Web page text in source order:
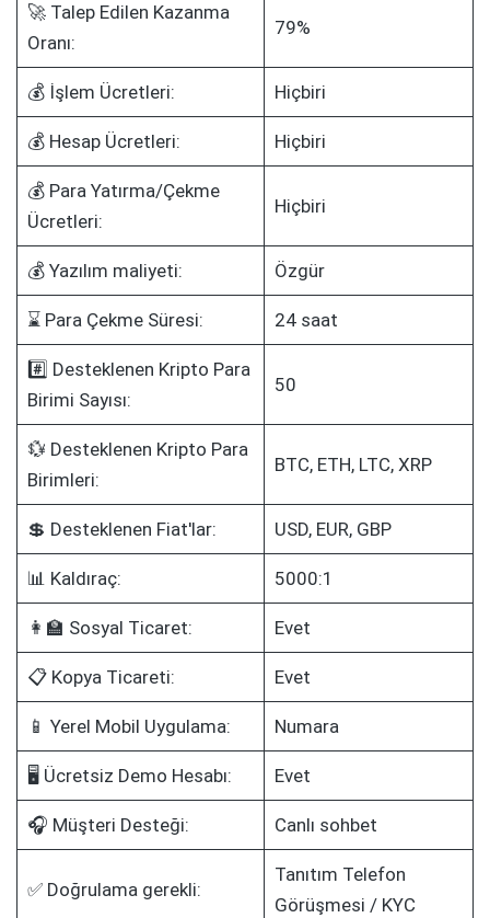
🚀 Talep Edilen Kazanma
Oranı:
79%
💰 İşlem Ücretleri: Hiçbiri
💰 Hesap Ücretleri: Hiçbiri
💰 Para Yatırma/Çekme
Ücretleri:
Hiçbiri
💰 Yazılım maliyeti: Özgür
⌛ Para Çekme Süresi: 24 saat
#️⃣ Desteklenen Kripto Para
Birimi Sayısı:
50
💱 Desteklenen Kripto Para
Birimleri:
BTC, ETH, LTC, XRP
💲 Desteklenen Fiat'lar: USD, EUR, GBP
📊 Kaldıraç: 5000:1
👩‍🏫 Sosyal Ticaret: Evet
📋 Kopya Ticareti: Evet
📱 Yerel Mobil Uygulama: Numara
🖥️ Ücretsiz Demo Hesabı: Evet
🎧 Müşteri Desteği: Canlı sohbet
✅ Doğrulama gerekli:
Tanıtım Telefon
Görüşmesi / KYC